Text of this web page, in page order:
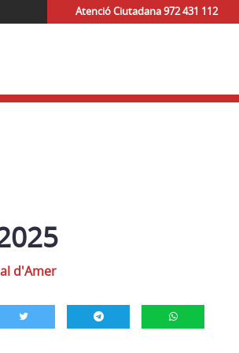
Atenció Ciutadana 972 431 112
d'Amer